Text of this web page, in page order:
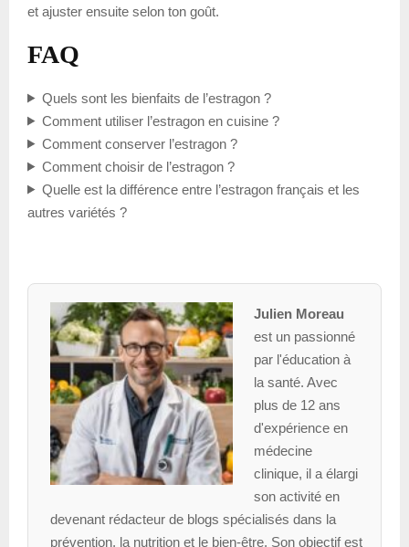
et ajuster ensuite selon ton goût.
FAQ
Quels sont les bienfaits de l’estragon ?
Comment utiliser l’estragon en cuisine ?
Comment conserver l’estragon ?
Comment choisir de l’estragon ?
Quelle est la différence entre l’estragon français et les
autres variétés ?
Julien Moreau
est un passionné
par l'éducation à
la santé. Avec
plus de 12 ans
d'expérience en
médecine
clinique, il a élargi
son activité en
devenant rédacteur de blogs spécialisés dans la
prévention, la nutrition et le bien-être. Son objectif est